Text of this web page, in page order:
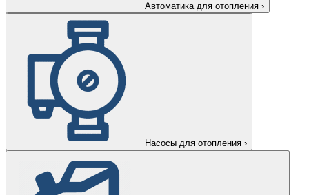
Автоматика для отопления ›
Насосы для отопления ›